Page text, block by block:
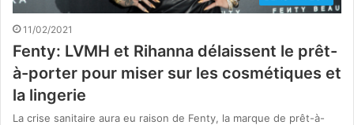
11/02/2021
Fenty: LVMH et Rihanna délaissent le prêt-
à-porter pour miser sur les cosmétiques et
la lingerie
La crise sanitaire aura eu raison de Fenty, la marque de prêt-à-